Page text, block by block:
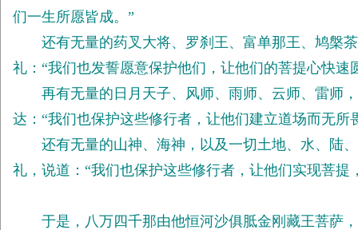
们一生所愿皆成。”
还有无量的药叉大将、罗刹王、富单那王、鸠槃茶
礼：“我们也发誓愿意保护他们，让他们的菩提心快速
再有无量的日月天子、风师、雨师、云师、雷师，
达：“我们也保护这些修行者，让他们建立道场而无所
还有无量的山神、海神，以及一切土地、水、陆、
礼，说道：“我们也保护这些修行者，让他们实现菩提
于是，八万四千那由他恒河沙俱胝金刚藏王菩萨，